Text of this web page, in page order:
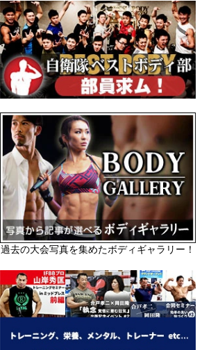
過去の大会写真を集めたボディギャラリー！